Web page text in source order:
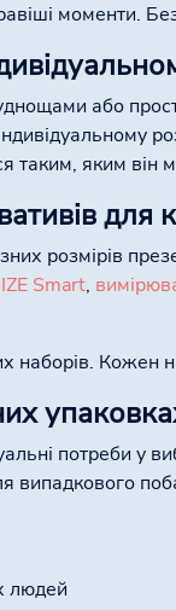
моменти.
або
таким, яким
для
розмірів
Smart,
Кожен
потреби
випадкового
людей